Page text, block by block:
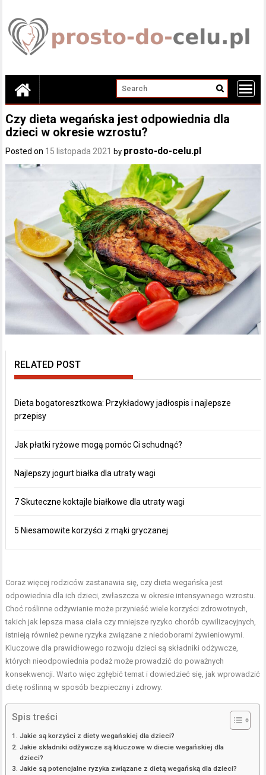
content
Czy dieta wegańska jest odpowiednia dla
dzieci w okresie wzrostu?
Posted on 15 listopada 2021 by prosto-do-celu.pl
RELATED POST
Dieta bogatoresztkowa: Przykładowy jadłospis i najlepsze
przepisy
Jak płatki ryżowe mogą pomóc Ci schudnąć?
Najlepszy jogurt białka dla utraty wagi
7 Skuteczne koktajle białkowe dla utraty wagi
5 Niesamowite korzyści z mąki gryczanej
Coraz więcej rodziców zastanawia się, czy dieta wegańska jest
odpowiednia dla ich dzieci, zwłaszcza w okresie intensywnego wzrostu.
Choć roślinne odżywianie może przynieść wiele korzyści zdrowotnych,
takich jak lepsza masa ciała czy mniejsze ryzyko chorób cywilizacyjnych,
istnieją również pewne ryzyka związane z niedoborami żywieniowymi.
Kluczowe dla prawidłowego rozwoju dzieci są składniki odżywcze,
których nieodpowiednia podaż może prowadzić do poważnych
konsekwencji. Warto więc zgłębić temat i dowiedzieć się, jak wprowadzić
dietę roślinną w sposób bezpieczny i zdrowy.
Spis treści
Jakie są korzyści z diety wegańskiej dla dzieci?
Jakie składniki odżywcze są kluczowe w diecie wegańskiej dla
dzieci?
Jakie są potencjalne ryzyka związane z dietą wegańską dla dzieci?